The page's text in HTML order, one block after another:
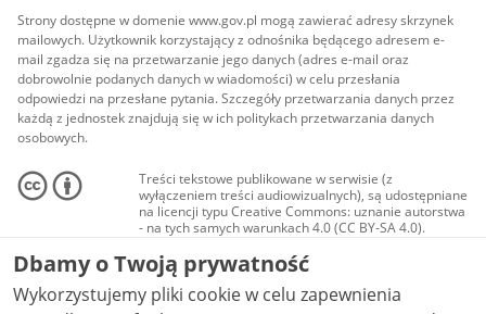
Strony dostępne w domenie www.gov.pl mogą zawierać adresy skrzynek
mailowych. Użytkownik korzystający z odnośnika będącego adresem e-
mail zgadza się na przetwarzanie jego danych (adres e-mail oraz
dobrowolnie podanych danych w wiadomości) w celu przesłania
odpowiedzi na przesłane pytania. Szczegóły przetwarzania danych przez
każdą z jednostek znajdują się w ich politykach przetwarzania danych
osobowych.
Treści tekstowe publikowane w serwisie (z
wyłączeniem treści audiowizualnych), są udostępniane
na licencji typu Creative Commons: uznanie autorstwa
- na tych samych warunkach 4.0 (CC BY-SA 4.0).
Materiały audiowizualne, w tym zdjęcia, materiały
audio i wideo, są udostępniane na licencji typu
Creative Commons: uznanie autorstwa użycie
niekomercyjne - bez utworów zależnych 4.0 (CC BY-
NC-ND 4.0), o ile nie jest to stwierdzone inaczej.
Dbamy o Twoją prywatność
Wykorzystujemy pliki cookie w celu zapewnienia